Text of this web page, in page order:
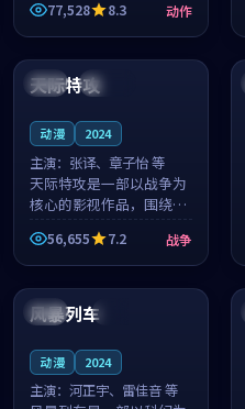
人物心境共同构筑了影片
基调。周怀风、应南风用
细腻的表演撑起整部动作
电影，剧...
77,528 8.3 动作
日本 连载中
99:26
天际特攻
动漫 2024
主演： 张译、章子怡 等
天际特攻是一部以战争为
核心的影视作品，围绕危
机、反转与人物成长展
开，整体节奏紧凑，值得
推荐观看。
56,655 7.2 战争
泰国
99:32
风暴列车
动漫 2024
主演：河正宇、雷佳音 等